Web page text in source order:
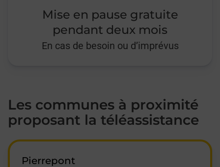
Mise en pause gratuite
pendant deux mois
En cas de besoin ou d’imprévus
Les communes à proximité
proposant la téléassistance
Pierrepont